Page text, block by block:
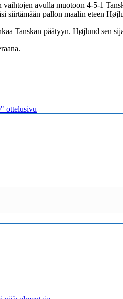
avulla muotoon 4-5-1
siirtämään pallon maalin eteen
Tanskan päätyyn. Højlund sen
ottelusivu